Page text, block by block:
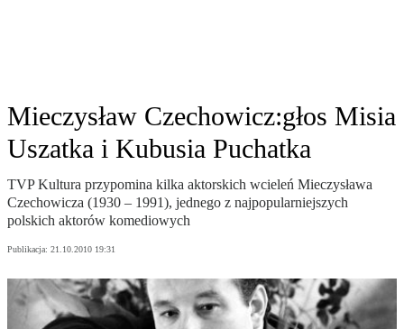
Mieczysław Czechowicz:głos Misia
Uszatka i Kubusia Puchatka
TVP Kultura przypomina kilka aktorskich wcieleń Mieczysława
Czechowicza (1930 – 1991), jednego z najpopularniejszych
polskich aktorów komediowych
Publikacja: 21.10.2010 19:31